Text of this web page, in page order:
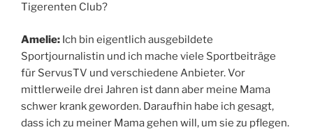
Tigerenten Club?
Amelie: Ich bin eigentlich ausgebildete
Sportjournalistin und ich mache viele Sportbeiträge
für ServusTV und verschiedene Anbieter. Vor
mittlerweile drei Jahren ist dann aber meine Mama
schwer krank geworden. Daraufhin habe ich gesagt,
dass ich zu meiner Mama gehen will, um sie zu pflegen.